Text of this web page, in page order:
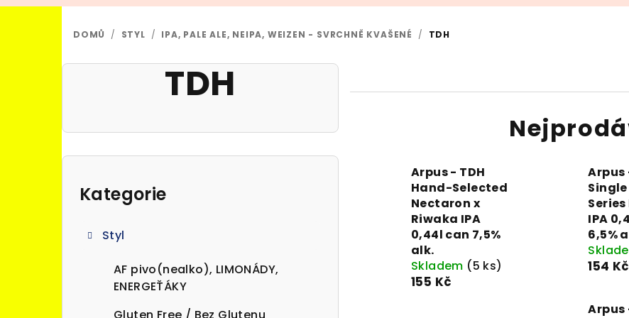
DOMŮ / STYL / IPA, PALE ALE, NEIPA, WEIZEN - SVRCHNĚ KVAŠENÉ / TDH
TDH
P
Přeskočit
kategorie
Kategorie
Styl
AF pivo(nealko), LIMONÁDY,
ENERGEŤÁKY
Arpus - TDH
Hand-Selected
Nectaron x
Riwaka IPA
0,44l can 7,5%
alk.
Skladem (5 ks)
155 Kč
Arpus
Series
IPA
6,5%
154 Kč
Arpus